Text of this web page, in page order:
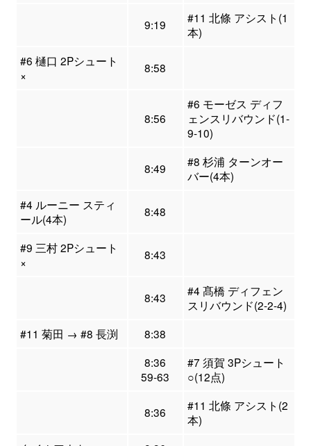
9:19
#11 北條 アシスト(1
本)
#6 樋口 2Pシュート
×
8:58
8:56
#6 モーゼス ディフ
ェンスリバウンド(1-
9-10)
8:49
#8 杉浦 ターンオー
バー(4本)
#4 ルーニー スティ
ール(4本)
8:48
#9 三村 2Pシュート
×
8:43
8:43
#4 髙橋 ディフェン
スリバウンド(2-2-4)
#11 菊田 → #8 長渕
8:38
8:36
59-63
#7 須賀 3Pシュート
○(12点)
8:36
#11 北條 アシスト(2
本)